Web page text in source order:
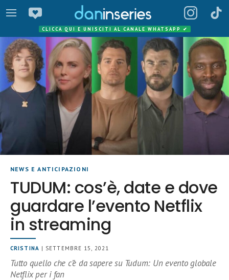
CLICCA QUI E UNISCITI AL CANALE WHATSAPP ✔
NEWS E ANTICIPAZIONI
TUDUM: cos’è, date e dove
guardare l’evento Netflix
in streaming
CRISTINA | SETTEMBRE 15, 2021
Tutto quello che c’è da sapere su Tudum: Un evento globale
Netflix per i fan